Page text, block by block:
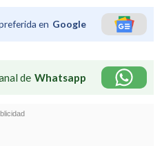
en Google
de Whatsapp